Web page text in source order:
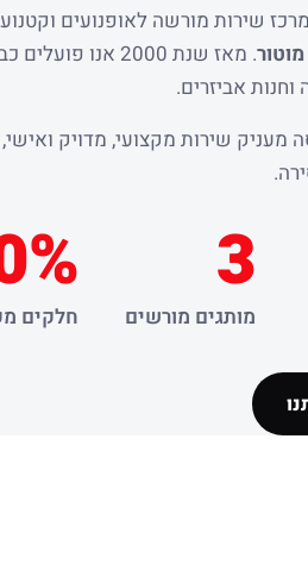
שירות מורשה לאופנועים
. מאז שנת 2000
וחנות אביזרים.
מעניק שירות מקצועי, מדויק
3
מותגים מורשים חלקים